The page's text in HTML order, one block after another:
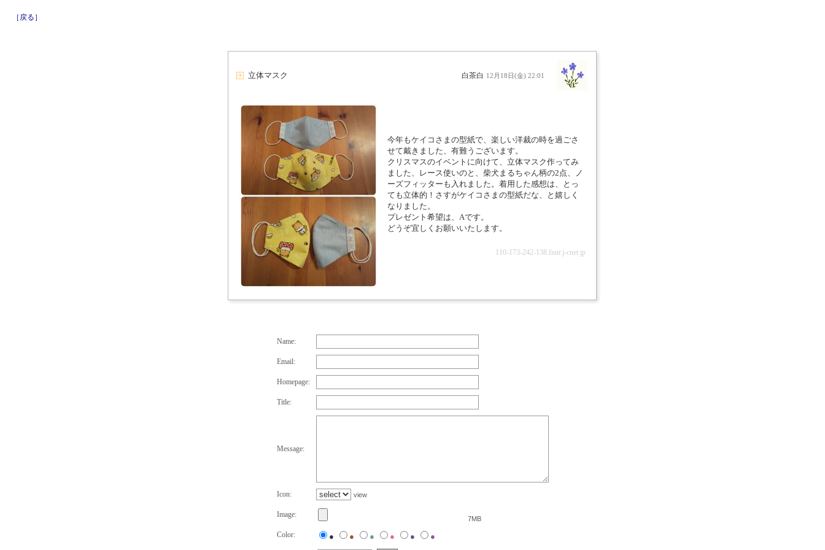
［戻る］
立体マスク 白茶白 12月18日(金) 22:01
今年もケイコさまの型紙で、楽しい洋裁の時を過ごさ
せて戴きました、有難うございます。
クリスマスのイベントに向けて、立体マスク作ってみ
ました、レース使いのと、柴犬まるちゃん柄の2点、ノ
ーズフィッターも入れました。着用した感想は、とっ
ても立体的！さすがケイコさまの型紙だな、と嬉しく
なりました。
プレゼント希望は、Aです。
どうぞ宜しくお願いいたします。
110-173-242-138.fnnr.j-cnet.jp
Name:
Email:
Homepage:
Title:
Message:
Icon: view
Image: 7MB
Color: ● ● ● ● ● ●